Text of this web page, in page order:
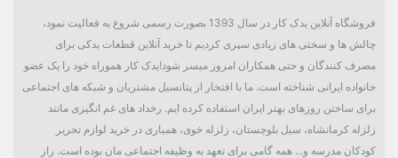
فروشگاه آنلاین یدک کار در سال 1393 بصورت رسمی شروع به فعالیت نمود،
چالش ها و سختی های زیادی سپری کردیم تا خرید آنلاین قطعات یدکی برای
مصرف کنندگان و حتی همکاران امروز میسر شود!یدک کار هموراه خود را یک عضو
خانواده ایرانی شناخته است. ما با افتخار از پتانسیل مشتریان و شبکه های اجتماعی
برای ساختن روزهای بهتر ایران استفاده کرده ایم. رخداد های غم انگیزی مانند
زلزله کرمانشاه، سیل بلوچستان، زلزله خوی، همیاری در خرید لوازم تحریر
کودکان مدرسه و... همه گامی برای تعهد به وظیفه اجتماعی مان بوده است. راز